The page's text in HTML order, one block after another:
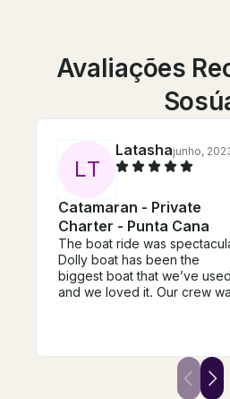
Avaliações
LT
Latashajunho,
Catamaran - Private
Charter - Punta Cana
The boat ride was
Dolly boat has been the
biggest boat that we’ve used
and we loved it. Our crew
came out and danced with
as well as the cook. Their was
only 1 issue and that was the